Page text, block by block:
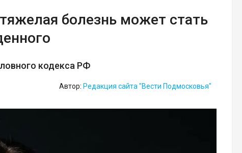
болезнь может стать
кодекса РФ
Автор: Редакция сайта "Вести Подмосковья"